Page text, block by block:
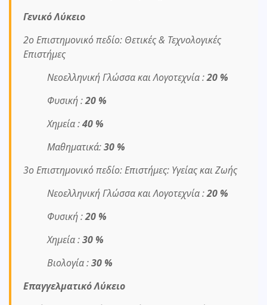
Γενικό Λύκειο
2ο Επιστημονικό πεδίο: Θετικές & Τεχνολογικές
Επιστήμες
Νεοελληνική Γλώσσα και Λογοτεχνία :20 %
Φυσική :20 %
Χημεία :40 %
Μαθηματικά:30 %
3ο Επιστημονικό πεδίο: Επιστήμες: Υγείας και Ζωής
Νεοελληνική Γλώσσα και Λογοτεχνία :20 %
Φυσική :20 %
Χημεία :30 %
Βιολογία :30 %
Επαγγελματικό Λύκειο